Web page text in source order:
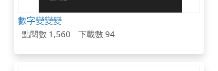
數字變變變
點閱數 1,560 下載數 94